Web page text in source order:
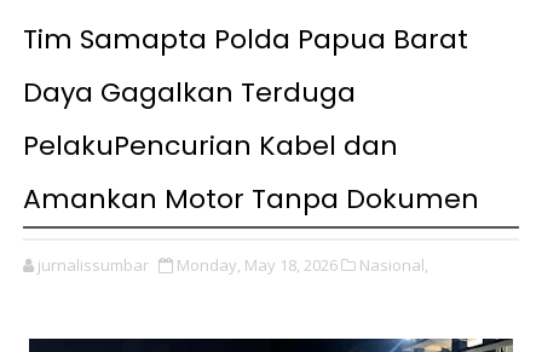
Tim Samapta Polda Papua Barat
Daya Gagalkan Terduga
PelakuPencurian Kabel dan
Amankan Motor Tanpa Dokumen
jurnalissumbar Monday, May 18, 2026 Nasional,